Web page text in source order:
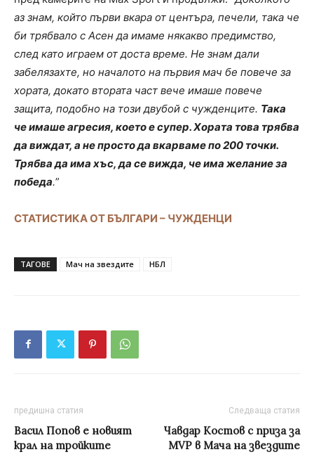
аз знам, който първи вкара от центъра, печели, така че
би трябвало с Асен да имаме някакво предимство,
след като играем от доста време. Не знам дали
забелязахте, но началото на първия мач бе повече за
хората, докато втората част вече имаше повече
защита, подобно на този двубой с чужденците. Така
че имаше агресия, което е супер. Хората това трябва
да виждат, а не просто да вкарваме по 200 точки.
Трябва да има хъс, да се вижда, че има желание за
победа.”
СТАТИСТИКА ОТ БЪЛГАРИ – ЧУЖДЕНЦИ
ТАГОВЕ Мач на звездите НБЛ
предишна статия
Васил Попов е новият
крал на тройките
Следваща статия
Чавдар Костов с приза за
MVP в Мача на звездите